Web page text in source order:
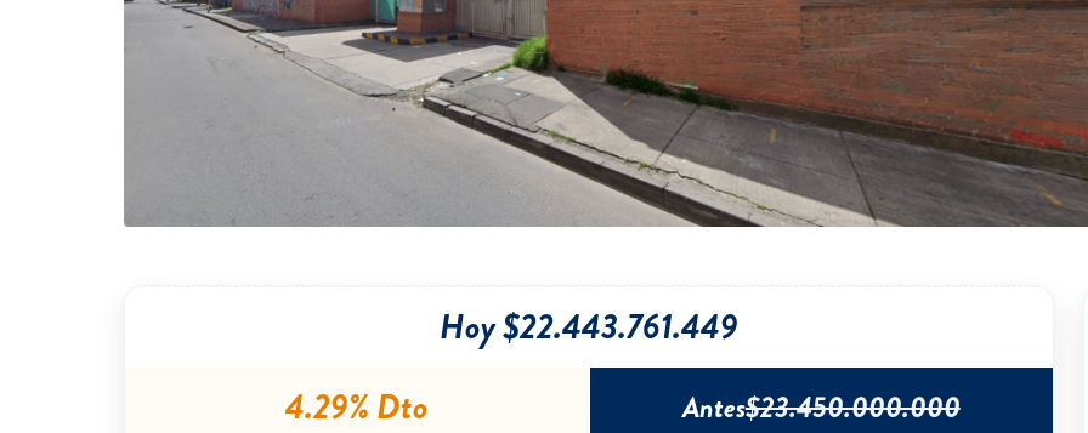
Hoy $22.443.761.449
4.29% Dto
Antes$23.450.000.000